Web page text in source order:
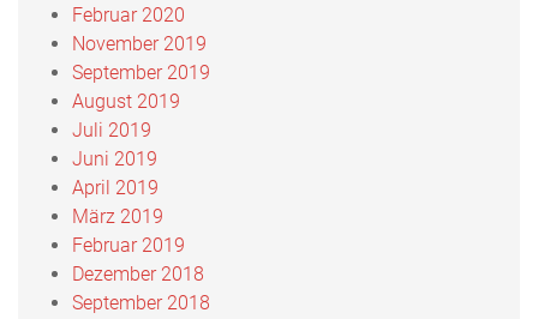
Februar 2020
November 2019
September 2019
August 2019
Juli 2019
Juni 2019
April 2019
März 2019
Februar 2019
Dezember 2018
September 2018